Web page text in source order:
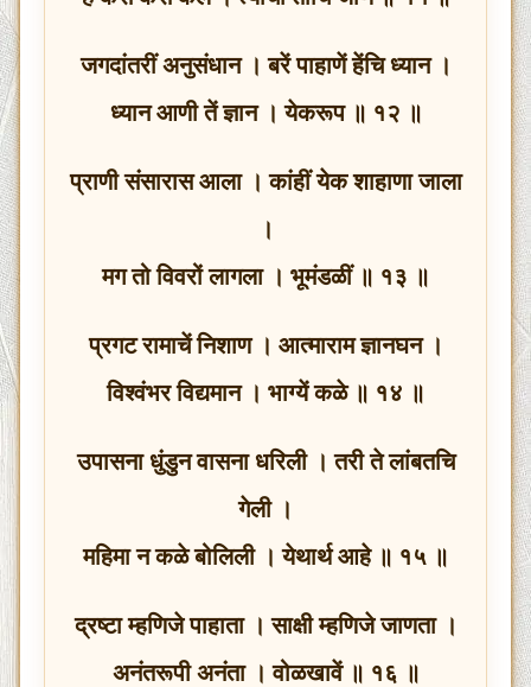
जगदांतरीं अनुसंधान । बरें पाहाणें हेंचि ध्यान ।
ध्यान आणी तें ज्ञान । येकरूप ॥ १२ ॥
प्राणी संसारास आला । कांहीं येक शाहाणा जाला
।
मग तो विवरों लागला । भूमंडळीं ॥ १३ ॥
प्रगट रामाचें निशाण । आत्माराम ज्ञानघन ।
विश्वंभर विद्यमान । भाग्यें कळे ॥ १४ ॥
उपासना धुंडुन वासना धरिली । तरी ते लांबतचि
गेली ।
महिमा न कळे बोलिली । येथार्थ आहे ॥ १५ ॥
द्रष्टा म्हणिजे पाहाता । साक्षी म्हणिजे जाणता ।
अनंतरूपी अनंता । वोळखावें ॥ १६ ॥